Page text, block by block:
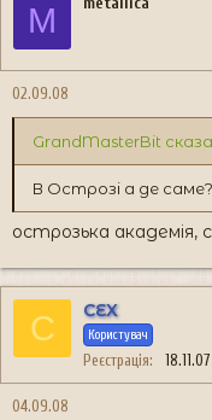
M
02.09.08
GrandMasterBit
В Острозі а де
острозька академія,
C CEX
Користувач
Реєстрація 18.11.07
04.09.08